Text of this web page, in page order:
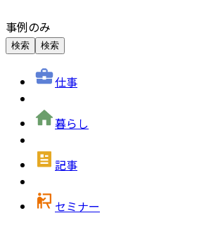
事例のみ
検索 検索
仕事
暮らし
記事
セミナー